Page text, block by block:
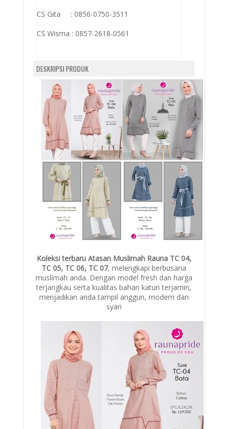
CS Gita : 0856-0750-3511
CS Wisma : 0857-2618-0561
DESKRIPSI PRODUK
Koleksi terbaru Atasan Muslimah Rauna TC 04,
TC 05, TC 06, TC 07, melengkapi berbusana
muslimah anda. Dengan model fresh dan harga
terjangkau serta kualitas bahan katun terjamin,
menjadikan anda tampil anggun, modern dan
syari